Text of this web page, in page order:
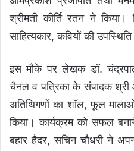
श्रीमती कीर्ति रतन ने
साहित्यकार, कवियों की उपस्थिति
इस मौके पर लेखक डॉ.
चैनल व पत्रिका के संपादक
अतिथिगणों का शॉल, फूल
किया। कार्यक्रम को सफल
बहार हैदर, सचिन चौधरी ने